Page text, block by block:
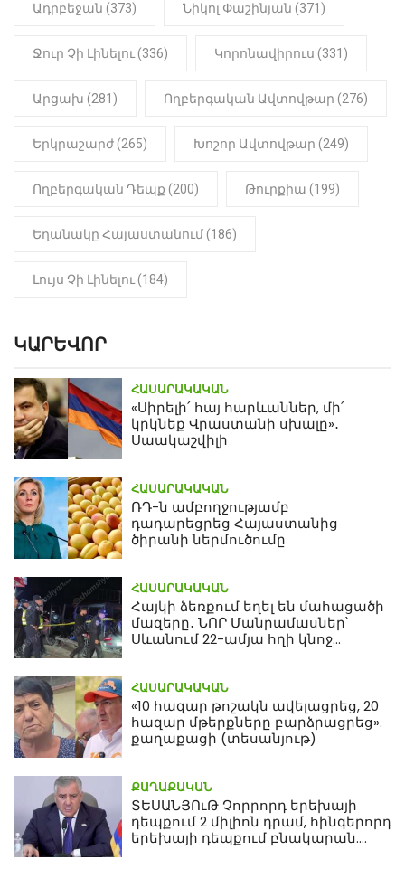
մանկապղծության համար
մարմինը
Ադրբեջան (373) Նիկոլ Փաշինյան (371)
Ջուր Չի Լինելու (336) Կորոնավիրուս (331)
Արցախ (281) Ողբերգական Ավտովթար (276)
Երկրաշարժ (265) Խոշոր Ավտովթար (249)
Ողբերգական Դեպք (200) Թուրքիա (199)
Եղանակը Հայաստանում (186)
Լույս Չի Լինելու (184)
ԿԱՐԵՎՈՐ
ՀԱՍԱՐԱԿԱԿԱՆ
«Սիրելի՛ հայ հարևաններ, մի՛
կրկնեք Վրաստանի սխալը»․
Սաակաշվիլի
ՀԱՍԱՐԱԿԱԿԱՆ
ՌԴ-ն ամբողջությամբ
դադարեցրեց Հայաստանից
ծիրանի ներմուծումը
ՀԱՍԱՐԱԿԱԿԱՆ
Հայկի ձեռքում եղել են մահացածի
մազերը․ ՆՈՐ Մանրամասներ՝
Սևանում 22-ամյա հղի կնոջ
ՀԱՍԱՐԱԿԱԿԱՆ
«10 հազար թոշակն ավելացրեց, 20
հազար մթերքները բարձրացրեց».
քաղաքացի (տեսանյութ)
ՔԱՂԱՔԱԿԱՆ
ՏԵՍԱՆՅՈւԹ Չորրորդ երեխայի
դեպքում 2 միլիոն դրամ, հինգերորդ
երեխայի դեպքում բնակարան.